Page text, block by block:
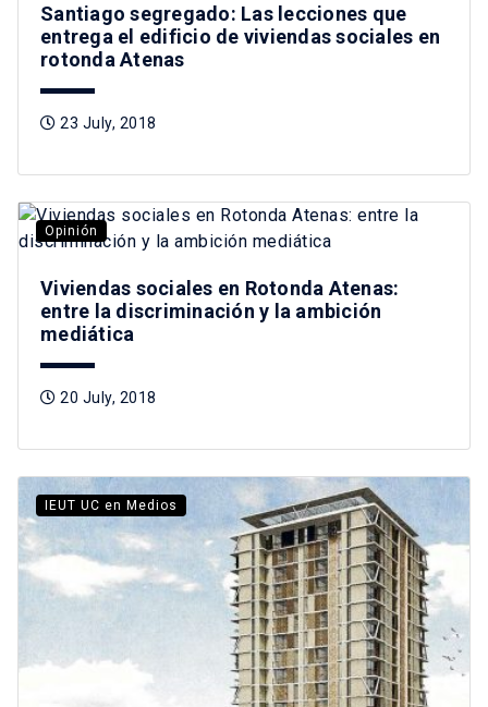
Santiago segregado: Las lecciones que
entrega el edificio de viviendas sociales en
rotonda Atenas
23 July, 2018
Opinión
Viviendas sociales en Rotonda Atenas:
entre la discriminación y la ambición
mediática
20 July, 2018
IEUT UC en Medios